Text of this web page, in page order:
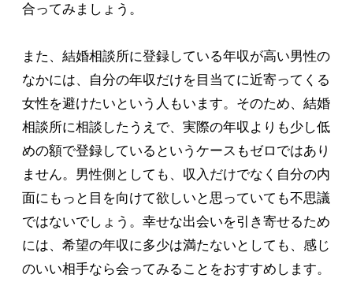
合ってみましょう。
また、結婚相談所に登録している年収が高い男性の
なかには、自分の年収だけを目当てに近寄ってくる
女性を避けたいという人もいます。そのため、結婚
相談所に相談したうえで、実際の年収よりも少し低
めの額で登録しているというケースもゼロではあり
ません。男性側としても、収入だけでなく自分の内
面にもっと目を向けて欲しいと思っていても不思議
ではないでしょう。幸せな出会いを引き寄せるため
には、希望の年収に多少は満たないとしても、感じ
のいい相手なら会ってみることをおすすめします。